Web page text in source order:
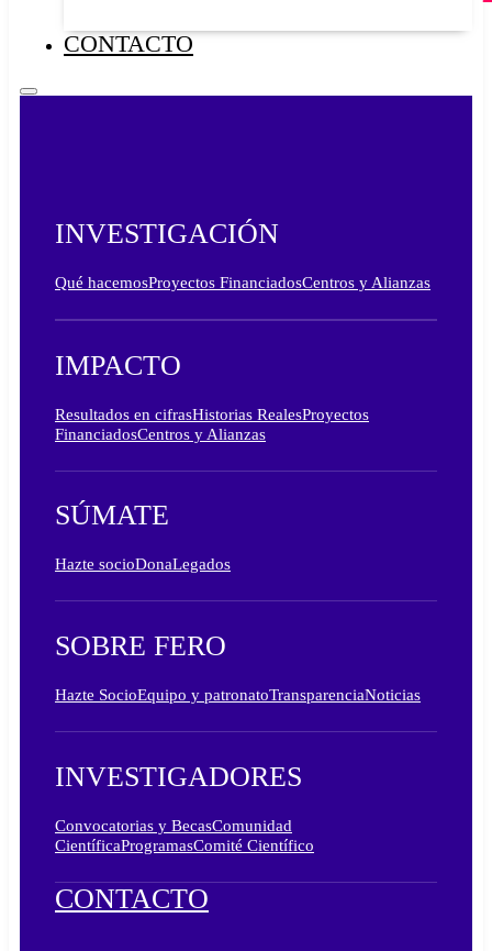
CONTACTO
INVESTIGACIÓN
Qué hacemosProyectos FinanciadosCentros y Alianzas
IMPACTO
Resultados en cifrasHistorias RealesProyectos
FinanciadosCentros y Alianzas
SÚMATE
Hazte socioDonaLegados
SOBRE FERO
Hazte SocioEquipo y patronatoTransparenciaNoticias
INVESTIGADORES
Convocatorias y BecasComunidad
CientíficaProgramasComité Científico
CONTACTO